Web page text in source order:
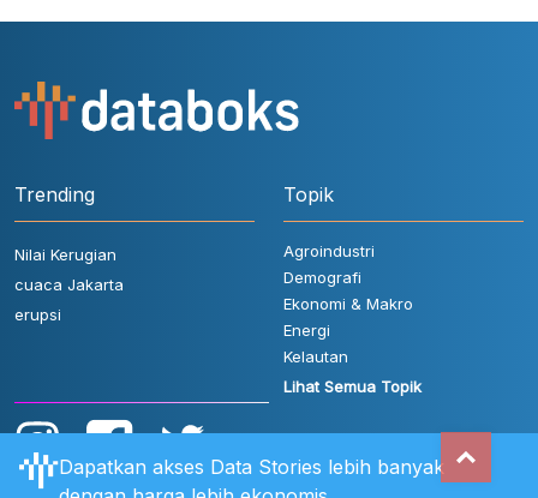
Trending
Nilai Kerugian
cuaca Jakarta
erupsi
Topik
Agroindustri
Demografi
Ekonomi & Makro
Energi
Kelautan
Lihat Semua Topik
Dapatkan akses Data Stories lebih banyak